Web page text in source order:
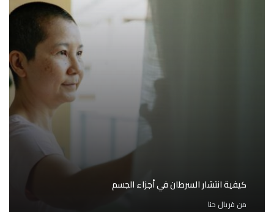
كيفية انتشار السرطان في أجزاء الجسم
من فريال حنا